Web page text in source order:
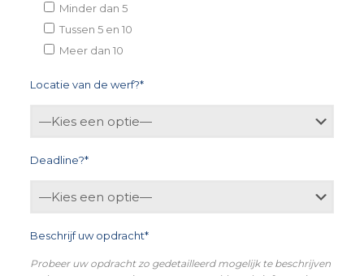
Minder dan 5
Tussen 5 en 10
Meer dan 10
Locatie van de werf?*
Deadline?*
Beschrijf uw opdracht*
Probeer uw opdracht zo gedetailleerd mogelijk te beschrijven